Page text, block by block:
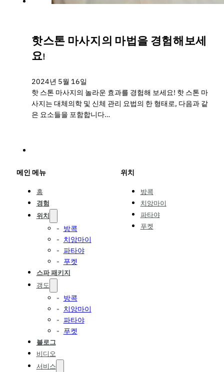
핫스톤 마사지의 마법을 경험해보세
요!
2024년 5월 16일
핫 스톤 마사지의 놀라운 효과를 경험해 보세요! 핫 스톤 마
사지는 대체의학 및 신체 관리 요법의 한 형태로, 다음과 같
은 요소들을 포함합니다…
메인 메뉴
홈
경험
위치
방콕
치앙마이
파타야
푸켓
스파 패키지
갱도
방콕
치앙마이
파타야
푸켓
블로그
비디오
서비스
위치
방콕
치앙마이
파타야
푸켓